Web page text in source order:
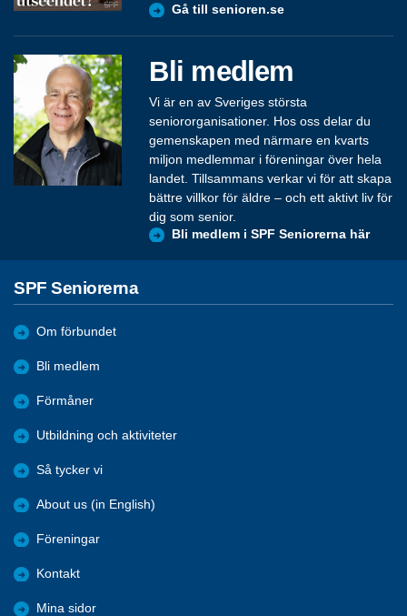
Gå till senioren.se
Bli medlem
Vi är en av Sveriges största
seniororganisationer. Hos oss delar du
gemenskapen med närmare en kvarts
miljon medlemmar i föreningar över hela
landet. Tillsammans verkar vi för att skapa
bättre villkor för äldre – och ett aktivt liv för
dig som senior.
Bli medlem i SPF Seniorerna här
SPF Seniorerna
Om förbundet
Bli medlem
Förmåner
Utbildning och aktiviteter
Så tycker vi
About us (in English)
Föreningar
Kontakt
Mina sidor